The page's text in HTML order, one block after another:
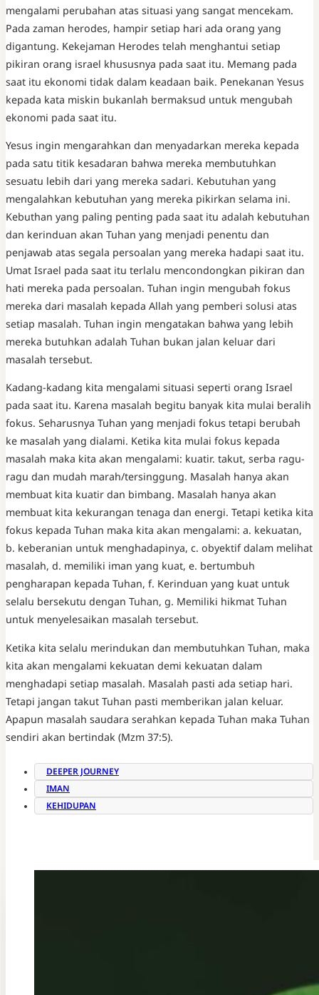
mengalami perubahan atas situasi yang sangat mencekam.
Pada zaman herodes, hampir setiap hari ada orang yang
digantung. Kekejaman Herodes telah menghantui setiap
pikiran orang israel khususnya pada saat itu. Memang pada
saat itu ekonomi tidak dalam keadaan baik. Penekanan Yesus
kepada kata miskin bukanlah bermaksud untuk mengubah
ekonomi pada saat itu.
Yesus ingin mengarahkan dan menyadarkan mereka kepada
pada satu titik kesadaran bahwa mereka membutuhkan
sesuatu lebih dari yang mereka sadari. Kebutuhan yang
mengalahkan kebutuhan yang mereka pikirkan selama ini.
Kebuthan yang paling penting pada saat itu adalah kebutuhan
dan kerinduan akan Tuhan yang menjadi penentu dan
penjawab atas segala persoalan yang mereka hadapi saat itu.
Umat Israel pada saat itu terlalu mencondongkan pikiran dan
hati mereka pada persoalan. Tuhan ingin mengubah fokus
mereka dari masalah kepada Allah yang pemberi solusi atas
setiap masalah. Tuhan ingin mengatakan bahwa yang lebih
mereka butuhkan adalah Tuhan bukan jalan keluar dari
masalah tersebut.
Kadang-kadang kita mengalami situasi seperti orang Israel
pada saat itu. Karena masalah begitu banyak kita mulai beralih
fokus. Seharusnya Tuhan yang menjadi fokus tetapi berubah
ke masalah yang dialami. Ketika kita mulai fokus kepada
masalah maka kita akan mengalami: kuatir. takut, serba ragu-
ragu dan mudah marah/tersinggung. Masalah hanya akan
membuat kita kuatir dan bimbang. Masalah hanya akan
membuat kita kekurangan tenaga dan energi. Tetapi ketika kita
fokus kepada Tuhan maka kita akan mengalami: a. kekuatan,
b. keberanian untuk menghadapinya, c. obyektif dalam melihat
masalah, d. memiliki iman yang kuat, e. bertumbuh
pengharapan kepada Tuhan, f. Kerinduan yang kuat untuk
selalu bersekutu dengan Tuhan, g. Memiliki hikmat Tuhan
untuk menyelesaikan masalah tersebut.
Ketika kita selalu merindukan dan membutuhkan Tuhan, maka
kita akan mengalami kekuatan demi kekuatan dalam
menghadapi setiap masalah. Masalah pasti ada setiap hari.
Tetapi jangan takut Tuhan pasti memberikan jalan keluar.
Apapun masalah saudara serahkan kepada Tuhan maka Tuhan
sendiri akan bertindak (Mzm 37:5).
DEEPER JOURNEY
IMAN
KEHIDUPAN